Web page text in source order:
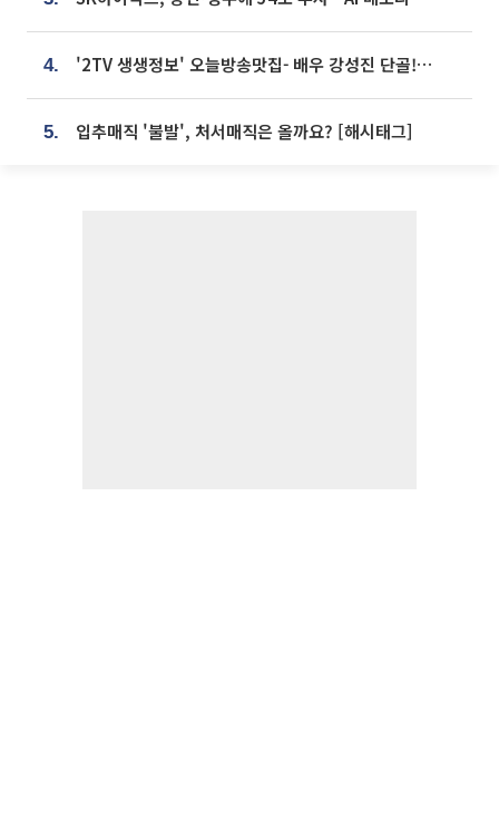
4. '2TV 생생정보' 오늘방송맛집- 배우 강성진 단골! 쌀국수ㆍ푸팟퐁 커리 맛집 '블○○○'
5. 입추매직 '불발', 처서매직은 올까요? [해시태그]